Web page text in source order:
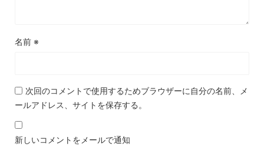
名前 ※
次回のコメントで使用するためブラウザーに自分の名前、メ
ールアドレス、サイトを保存する。
新しいコメントをメールで通知